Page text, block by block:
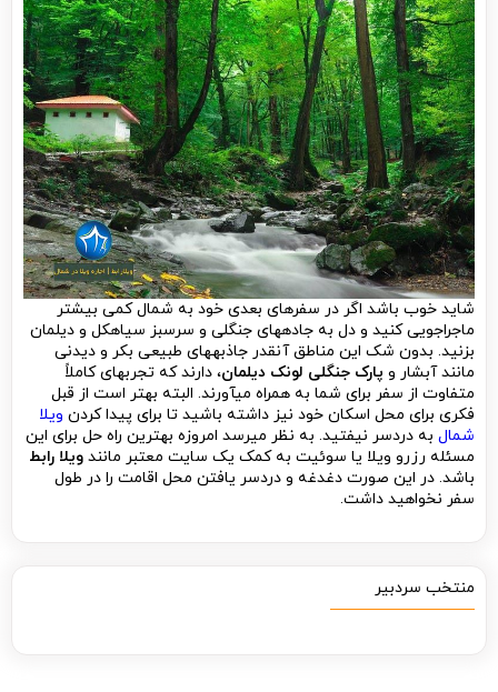
شاید خوب باشد اگر در سفرهای بعدی خود به شمال کمی بیشتر
ماجراجویی کنید و دل به جاده­های جنگلی و سرسبز سیاهکل و دیلمان
بزنید. بدون شک این مناطق آنقدر جاذبه­های طبیعی بکر و دیدنی
مانند آبشار و پارک جنگلی لونک دیلمان، دارند که تجربه­ای کاملاً
متفاوت از سفر برای شما به همراه می­آورند. البته بهتر است از قبل
فکری برای محل اسکان خود نیز داشته باشید تا برای پیدا کردن ویلا
شمال به دردسر نیفتید. به نظر می­رسد امروزه بهترین راه حل برای این
مسئله رزرو ویلا یا سوئیت به کمک یک سایت معتبر مانند ویلا رابط
باشد. در این صورت دغدغه و دردسر یافتن محل اقامت را در طول
سفر نخواهید داشت.
منتخب سردبیر